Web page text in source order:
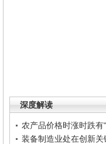
深度解读
农产品价格时涨时跌有
装备制造业处在创新关